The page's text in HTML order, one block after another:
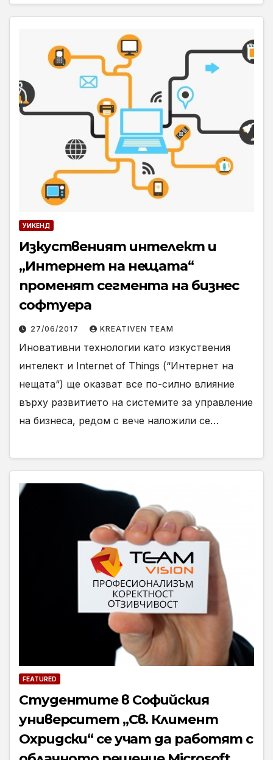
УИКЕНД
Изкуственият интелект и
„Интернет на нещата“
променят сегмента на бизнес
софтуера
27/06/2017 KREATIVEN TEAM
Иновативни технологии като изкуствения
интелект и Internet of Things (“Интернет на
нещата“) ще оказват все по-силно влияние
върху развитието на системите за управление
на бизнеса, редом с вече наложили се…
FEATURED
Студентите в Софийския
университет „Св. Климент
Охридски“ се учат да работят с